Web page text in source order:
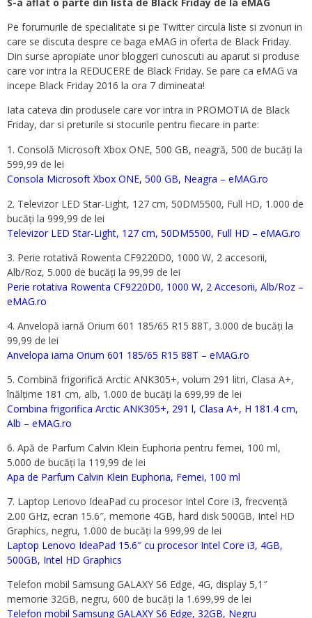
S-a aflat o parte din lista de Black Friday de la eMAG
Pe forumurile de specialitate si pe Twitter circula liste si zvonuri in
care se discuta despre ce baga eMAG in oferta de Black Friday.
Din surse apropiate unor bloggeri cunoscuti au aparut si produse
care vor intra la REDUCERE de Black Friday. Se pare ca eMAG va
incepe Black Friday 2016 la ora 7 dimineata!
Iata cateva din produsele care vor intra in PROMOTIA de Black
Friday, dar si preturile si stocurile pentru fiecare in parte:
Consolă Microsoft Xbox ONE, 500 GB, neagră, 500 de bucăți la
599,99 de lei
Consola Microsoft Xbox ONE, 500 GB, Neagra – eMAG.ro
2. Televizor LED Star-Light, 127 cm, 50DM5500, Full HD, 1.000 de
bucăți la 999,99 de lei
Televizor LED Star-Light, 127 cm, 50DM5500, Full HD – eMAG.ro
3. Perie rotativă Rowenta CF9220D0, 1000 W, 2 accesorii,
Alb/Roz, 5.000 de bucăți la 99,99 de lei
Perie rotativa Rowenta CF9220D0, 1000 W, 2 Accesorii, Alb/Roz –
eMAG.ro
4. Anvelopă iarnă Orium 601 185/65 R15 88T, 3.000 de bucăți la
99,99 de lei
Anvelopa iarna Orium 601 185/65 R15 88T – eMAG.ro
5. Combină frigorifică Arctic ANK305+, volum 291 litri, Clasa A+,
înălțime 181 cm, alb, 1.000 de bucăți la 699,99 de lei
Combina frigorifica Arctic ANK305+, 291 l, Clasa A+, H 181.4 cm,
Alb – eMAG.ro
6. Apă de Parfum Calvin Klein Euphoria pentru femei, 100 ml,
5.000 de bucăți la 119,99 de lei
Apa de Parfum Calvin Klein Euphoria, Femei, 100 ml
7. Laptop Lenovo IdeaPad cu procesor Intel Core i3, frecvență
2.00 GHz, ecran 15.6″, memorie 4GB, hard disk 500GB, Intel HD
Graphics, negru, 1.000 de bucăți la 999,99 de lei
Laptop Lenovo IdeaPad 15.6″ cu procesor Intel Core i3, 4GB,
500GB, Intel HD Graphics
Telefon mobil Samsung GALAXY S6 Edge, 4G, display 5,1″
memorie 32GB, negru, 600 de bucăți la 1.699,99 de lei
Telefon mobil Samsung GALAXY S6 Edge, 32GB, Negru